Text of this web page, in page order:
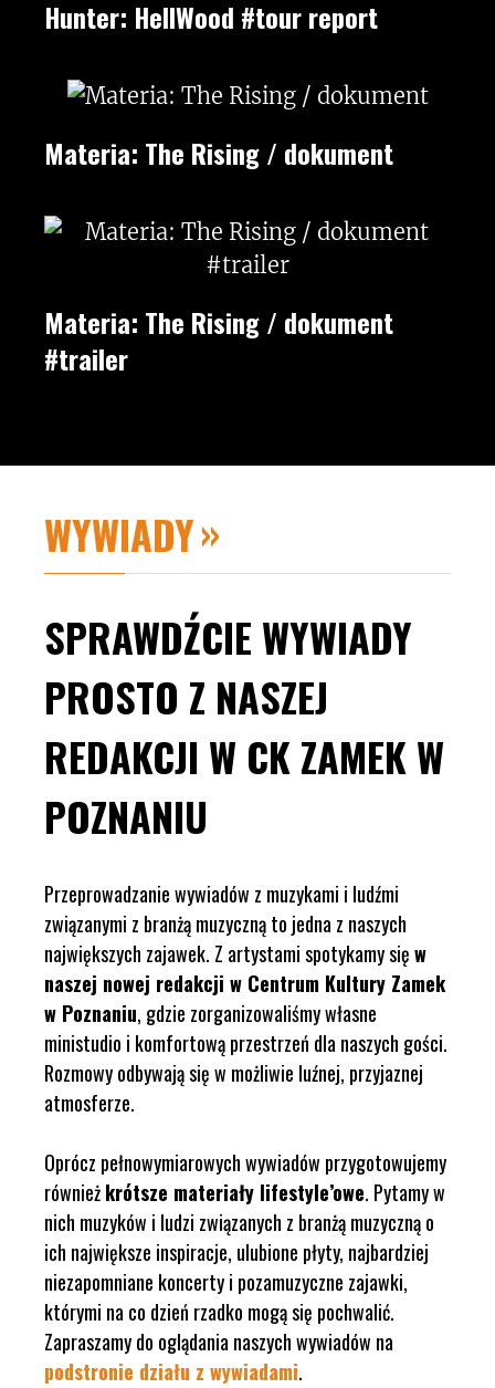
Hunter: HellWood #tour report
Materia: The Rising / dokument
Materia: The Rising / dokument
#trailer
WYWIADY
SPRAWDŹCIE WYWIADY
PROSTO Z NASZEJ
REDAKCJI W CK ZAMEK W
POZNANIU
Przeprowadzanie wywiadów z muzykami i ludźmi
związanymi z branżą muzyczną to jedna z naszych
największych zajawek. Z artystami spotykamy sięw
naszej nowej redakcji w Centrum Kultury Zamek
w Poznaniu, gdzie zorganizowaliśmy własne
ministudio i komfortową przestrzeń dla naszych gości.
Rozmowy odbywają się w możliwie luźnej, przyjaznej
atmosferze.
Oprócz pełnowymiarowych wywiadów przygotowujemy
równieżkrótsze materiały lifestyle’owe. Pytamy w
nich muzyków i ludzi związanych z branżą muzyczną o
ich największe inspiracje, ulubione płyty, najbardziej
niezapomniane koncerty i pozamuzyczne zajawki,
którymi na co dzień rzadko mogą się pochwalić.
Zapraszamy do oglądania naszych wywiadów na
podstronie działu z wywiadami.